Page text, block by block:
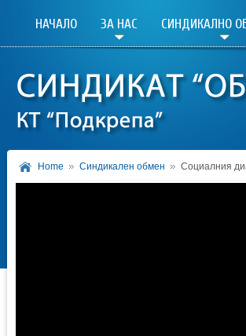
НАЧАЛО ЗА НАС СИНДИКАЛНО
Home Синдикален обмен Социалния